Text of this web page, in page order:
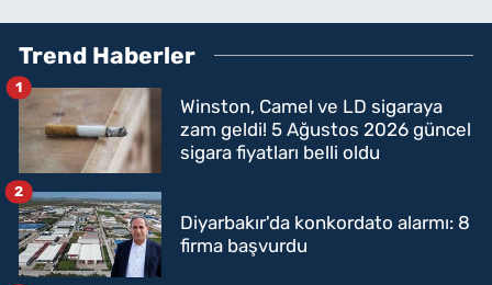
Trend Haberler
Winston, Camel ve LD sigaraya
zam geldi! 5 Ağustos 2026 güncel
sigara fiyatları belli oldu
1
Diyarbakır'da konkordato alarmı: 8
firma başvurdu
2